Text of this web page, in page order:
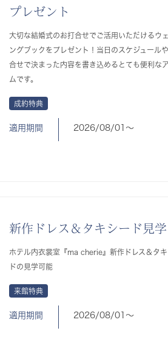
プレゼント
大切な結婚式のお打合せでご活用いただけるウ
ングブックをプレゼント！当日のスケジュール
合せで決まった内容を書き込めるとても便利な
ムです。
成約特典
適用期間 2026/08/01〜
新作ドレス＆タキシード見学
ホテル内衣裳室『ma cherie』新作ドレス＆タキ
ドの見学可能
来館特典
適用期間 2026/08/01〜